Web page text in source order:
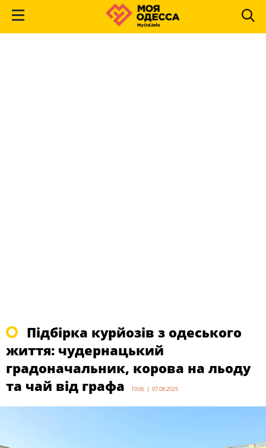
Підбірка курйозів з одеського
життя: чудернацький
градоначальник, корова на льоду
та чай від графа
10:06 | 07.08.2025